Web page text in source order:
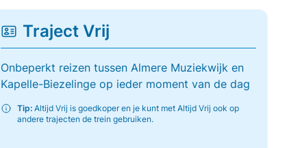
Traject Vrij
Onbeperkt reizen tussen Almere Muziekwijk en
Kapelle-Biezelinge op ieder moment van de dag
Tip:Altijd Vrij is goedkoper en je kunt met Altijd Vrij ook op
andere trajecten de trein gebruiken.